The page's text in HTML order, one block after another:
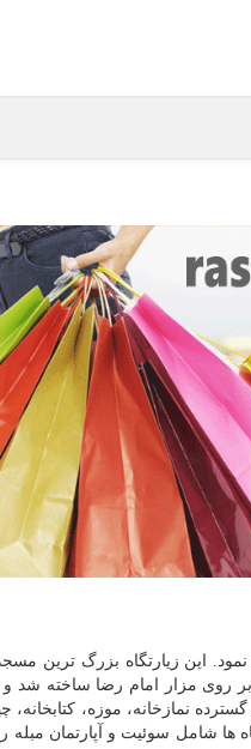
این زیارتگاه بزرگ ترین
میلادی گنبدی بر روی مزار امام رضا
نمازخانه، موزه، كتابخانه،
شامل سوئیت و آپارتمان مبله